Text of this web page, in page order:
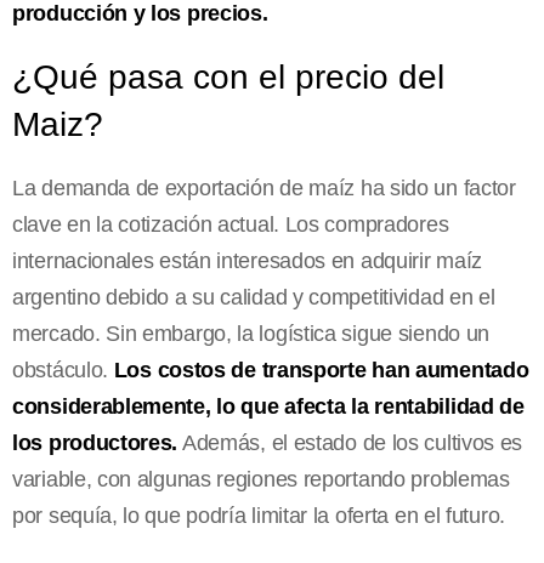
producción y los precios.
¿Qué pasa con el precio del
Maiz?
La demanda de exportación de maíz ha sido un factor
clave en la cotización actual. Los compradores
internacionales están interesados en adquirir maíz
argentino debido a su calidad y competitividad en el
mercado. Sin embargo, la logística sigue siendo un
obstáculo. Los costos de transporte han aumentado
considerablemente, lo que afecta la rentabilidad de
los productores. Además, el estado de los cultivos es
variable, con algunas regiones reportando problemas
por sequía, lo que podría limitar la oferta en el futuro.